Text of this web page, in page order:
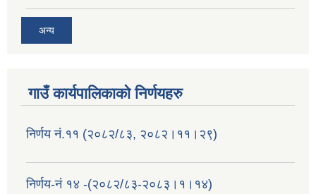
अन्य
गाउँ कार्यपालिकाको निर्णयहरु
निर्णय नं.११ (२०८२/८३, २०८२।११।२९)
निर्णय-नं १४ -(२०८२/८३-२०८३।१।१४)